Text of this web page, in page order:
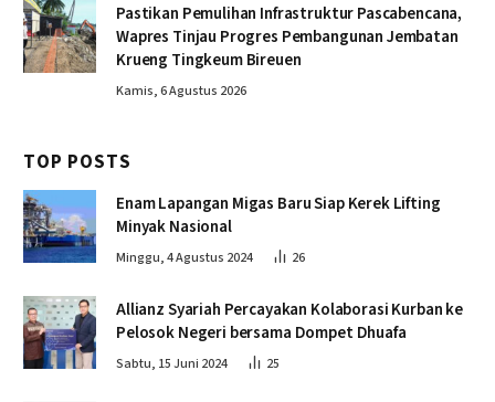
Pastikan Pemulihan Infrastruktur Pascabencana,
Wapres Tinjau Progres Pembangunan Jembatan
Krueng Tingkeum Bireuen
Kamis, 6 Agustus 2026
TOP POSTS
Enam Lapangan Migas Baru Siap Kerek Lifting
Minyak Nasional
Minggu, 4 Agustus 2024 26
Allianz Syariah Percayakan Kolaborasi Kurban ke
Pelosok Negeri bersama Dompet Dhuafa
Sabtu, 15 Juni 2024 25